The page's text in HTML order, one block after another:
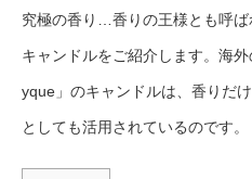
究極の香り…香りの王様とも呼
キャンドルをご紹介します。海
yque」のキャンドルは、香りだ
としても活用されているのです。